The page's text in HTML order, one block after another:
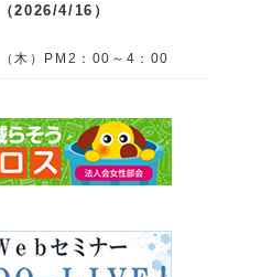
2026/4/16）
木）PM2：00～4：00